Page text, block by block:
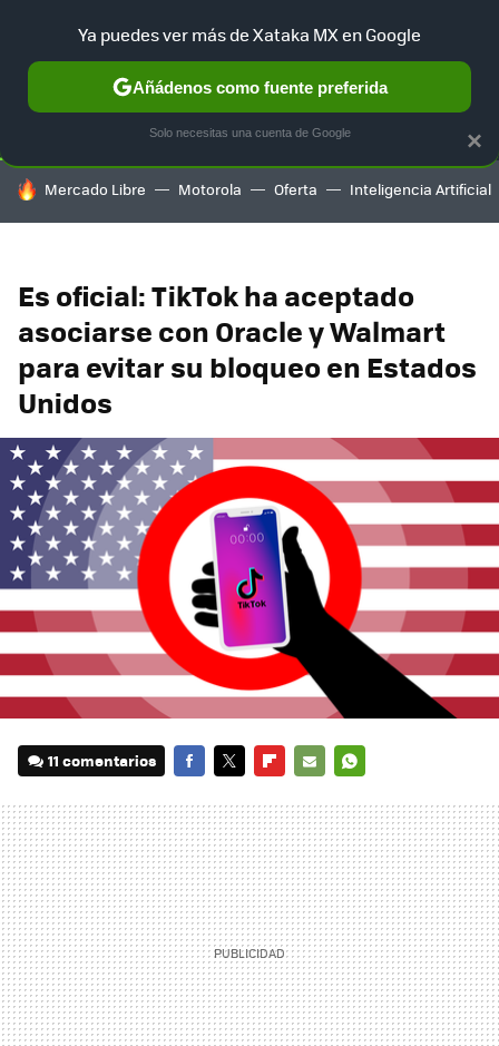
SELECCIÓN GAMING HOME AUTO TERRITORIO
HOY SE HABLA DE
Mercado Libre Motorola Oferta Inteligencia Artificial
Es oficial: TikTok ha aceptado
asociarse con Oracle y Walmart
para evitar su bloqueo en Estados
Unidos
11 comentarios
MAIL
×
Ya puedes ver más de Xataka MX en Google
Añádenos como fuente preferida
Solo necesitas una cuenta de Google